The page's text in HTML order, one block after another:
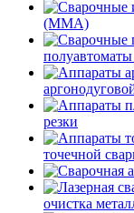
(MMA)
резки
точечной
очистка